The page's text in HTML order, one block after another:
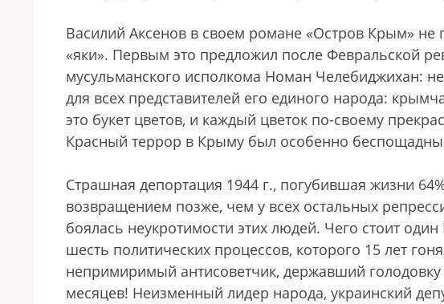
Василий Аксенов в своем романе «Остров Крым»
«яки». Первым это предложил после Февральской
мусульманского исполкома Номан Челебиджихан:
для всех представителей его единого народа:
это букет цветов, и каждый цветок по-своему
Красный террор в Крыму был особенно
Страшная депортация 1944 г., погубившая жизни
возвращением позже, чем у всех остальных
боялась неукротимости этих людей. Чего стоит
шесть политических процессов, которого 15 лет
непримиримый антисоветчик, державший
месяцев! Неизменный лидер народа, украинский